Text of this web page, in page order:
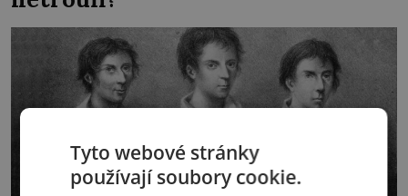
Tyto webové stránky
používají soubory cookie.